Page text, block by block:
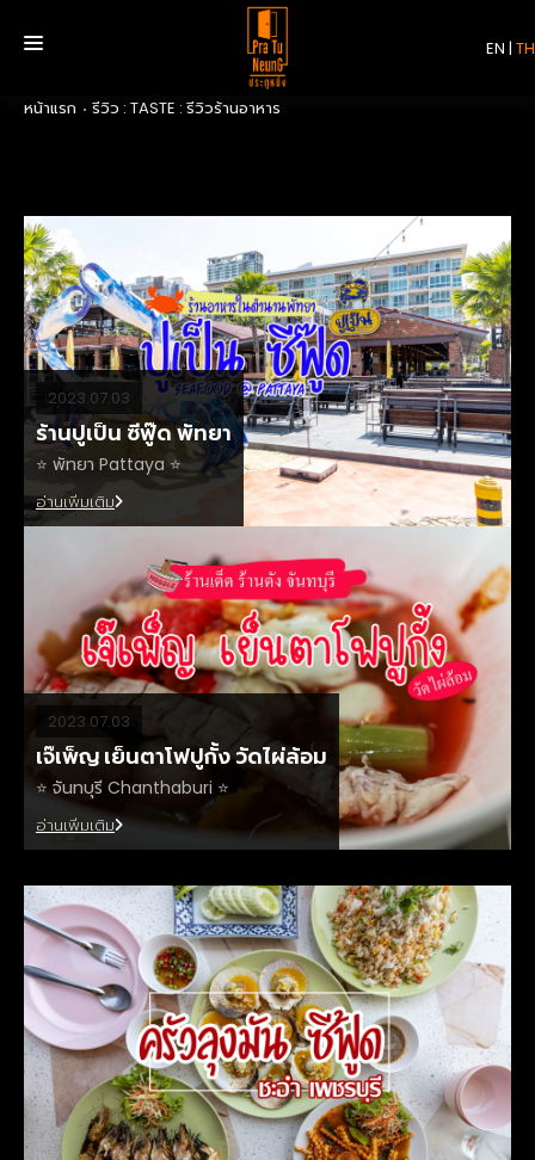
EN | TH
รีวิว
เกี่ยวกับเรา
ติดต่อเรา
หน้าแรก รีวิว : TASTE : รีวิวร้านอาหาร
2023.07.03
ร้านปูเป็น ซีฟู๊ด พัทยา
⭐️ พัทยา Pattaya ⭐️
อ่านเพิ่มเติม
2023.07.03
เจ๊เพ็ญ เย็นตาโฟปูกั้ง วัดไผ่ล้อม
⭐️ จันทบุรี Chanthaburi ⭐️
อ่านเพิ่มเติม